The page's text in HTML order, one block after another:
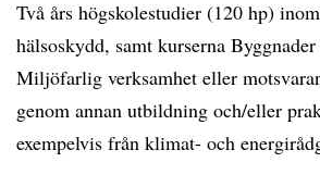
Två års högskolestudier (120 hp)
hälsoskydd, samt kurserna
Miljöfarlig verksamhet eller
genom annan utbildning och/eller
exempelvis från klimat- och